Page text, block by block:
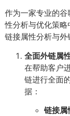
作为一家专业的
性分析与优化策
链接属性分析与外
全面外链属
在帮助客户
链进行全面
据：
链接属